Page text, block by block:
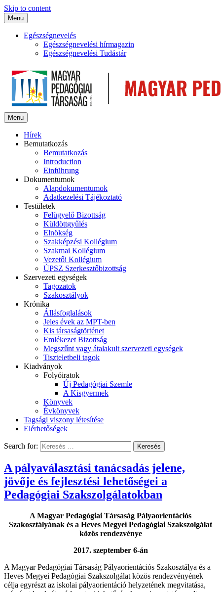
Skip to content
Menu
Egészségnevelés
Egészségnevelési hírmagazin
Egészségnevelési Tudástár
Menu
Hírek
Bemutatkozás
Bemutatkozás
Introduction
Einführung
Dokumentumok
Alapdokumentumok
Adatkezelési Tájékoztató
Testületek
Felügyelő Bizottság
Küldöttgyűlés
Elnökség
Szakképzési Kollégium
Szakmai Kollégium
Vezetői Kollégium
ÚPSZ Szerkesztőbizottság
Szervezeti egységek
Tagozatok
Szakosztályok
Krónika
Állásfoglalások
Jeles évek az MPT-ben
Kis társaságtörténet
Emlékezet Bizottság
Megszűnt vagy átalakult szervezeti egységek
Tiszteletbeli tagok
Kiadványok
Folyóiratok
Új Pedagógiai Szemle
A Kisgyermek
Könyvek
Évkönyvek
Tagsági viszony létesítése
Elérhetőségek
Search for:
A pályaválasztási tanácsadás jelene,
jövője és fejlesztési lehetőségei a
Pedagógiai Szakszolgálatokban
A Magyar Pedagógiai Társaság Pályaorientációs
Szakosztályának és a Heves Megyei Pedagógiai Szakszolgálat
közös rendezvénye
2017. szeptember 6-án
A Magyar Pedagógiai Társaság Pályaorientációs Szakosztálya és a
Heves Megyei Pedagógiai Szakszolgálat közös rendezvényének
célja egyrészt az iskolai pályaorientáció helyzetének megvitatása,